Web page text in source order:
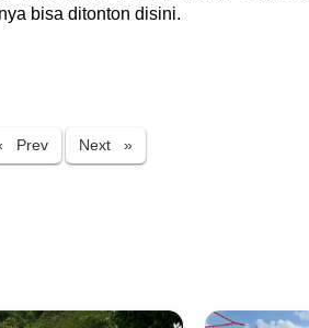
bisa ditonton disini.
PrevPreviousNext »Next